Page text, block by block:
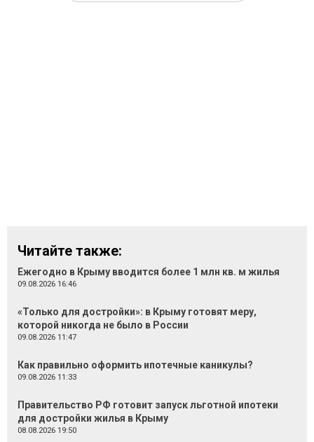
Читайте также:
Ежегодно в Крыму вводится более 1 млн кв. м жилья
09.08.2026 16:46
«Только для достройки»: в Крыму готовят меру,
которой никогда не было в России
09.08.2026 11:47
Как правильно оформить ипотечные каникулы?
09.08.2026 11:33
Правительство РФ готовит запуск льготной ипотеки
для достройки жилья в Крыму
08.08.2026 19:50